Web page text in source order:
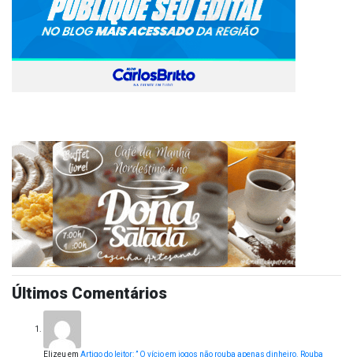
Últimos Comentários
Elizeu em Artigo do leitor: ” O vício em jogos não rouba apenas dinheiro. Rouba